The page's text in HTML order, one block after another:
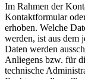
Im Rahmen der
Kontaktformular
erhoben. Welche
werden, ist aus dem
Daten werden
Anliegens bzw. für
technische